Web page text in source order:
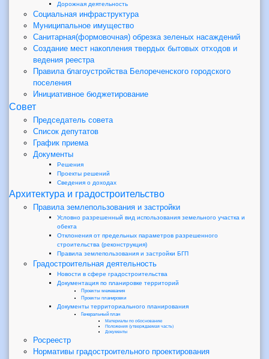
Дорожная деятельность
Социальная инфраструктура
Муниципальное имущество
Санитарная(формовочная) обрезка зеленых насаждений
Создание мест накопления твердых бытовых отходов и
ведения реестра
Правила благоустройства Белореченского городского
поселения
Инициативное бюджетирование
Совет
Председатель совета
Список депутатов
График приема
Документы
Решения
Проекты решений
Сведения о доходах
Архитектура и градостроительство
Правила землепользования и застройки
Условно разрешенный вид использования земельного участка и
обекта
Отклонения от предельных параметров разрешенного
строительства (реконструкция)
Правила землепользования и застройки БГП
Градостроительная деятельность
Новости в сфере градостроительства
Документация по планировке территорий
Проекты межевания
Проекты планировки
Документы территориального планирования
Генеральный план
Материалы по обоснованию
Положения (утверждаемая часть)
Документы
Росреестр
Нормативы градостроительного проектирования